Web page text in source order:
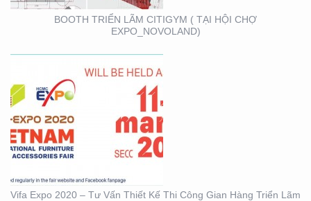
BOOTH TRIỂN LÃM CITIGYM ( TẠI HỘI CHỢ
EXPO_NOVOLAND)
Vifa Expo 2020 – Tư Vấn Thiết Kế Thi Công Gian Hàng Triển Lãm
BOOTH KIM NGƯU
(TARUJO) – TRIỂN
LÃMVIỆT BUILD 12-2019